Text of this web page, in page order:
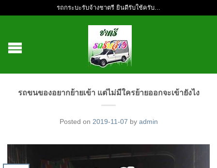
รถกระบะรับจ้างชาตรี ยินดีรับใช้ครับ...
รถขนของอยากย้ายเข้า แต่ไม่มีใครย้ายออกจะเข้ายังไง
Posted on 2019-11-07 by admin